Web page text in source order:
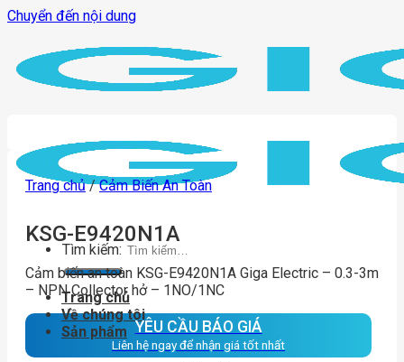
Chuyển đến nội dung
Tìm kiếm:
Trang chủ
Về chúng tôi
Sản phẩm
Trang chủ / Cảm Biến An Toàn
KSG-E9420N1A
Cảm biến an toàn KSG-E9420N1A Giga Electric – 0.3-3m
– NPN Collector hở – 1NO/1NC
YÊU CẦU BÁO GIÁ
Liên hệ ngay để nhận giá tốt nhất